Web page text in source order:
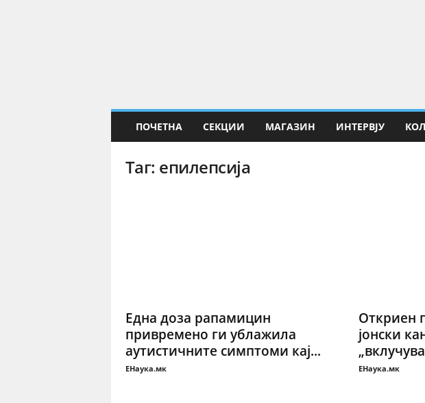
ПОЧЕТНА СЕКЦИИ МАГАЗИН ИНТЕРВЈУ
Таг: епилепсија
Една доза рапамицин
привремено ги ублажила
аутистичните симптоми кај...
ЕНаука.мк
Откриен
јонски
ЕНаука.мк